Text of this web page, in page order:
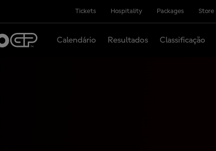
Tickets Hospitality Packages Store
Calendário Resultados Classificação